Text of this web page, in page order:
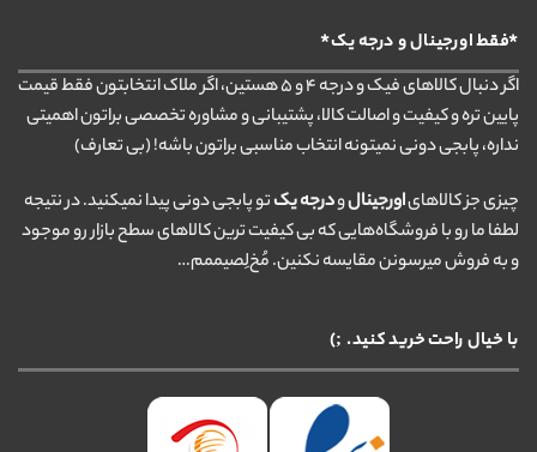
*فقط اورجینال و درجه یک*
اگر دنبال کالاهای فیک و درجه ۴ و ۵ هستین، اگر ملاک انتخابتون فقط قیمت
پایین تره و کیفیت و اصالت کالا، پشتیبانی و مشاوره تخصصی براتون اهمیتی
نداره، پابجی دونی نمیتونه انتخاب مناسبی براتون باشه! (بی تعارف)
چیزی جز کالاهایاورجینالودرجه یکتو پابجی دونی پیدا نمیکنید. در نتیجه
لطفا ما رو با فروشگاه‌هایی که بی کیفیت ترین کالاهای سطح بازار رو موجود
و به فروش میرسونن مقایسه نکنین. مُخ‌لِصیممم…
با خیال راحت خرید کنید. ;)